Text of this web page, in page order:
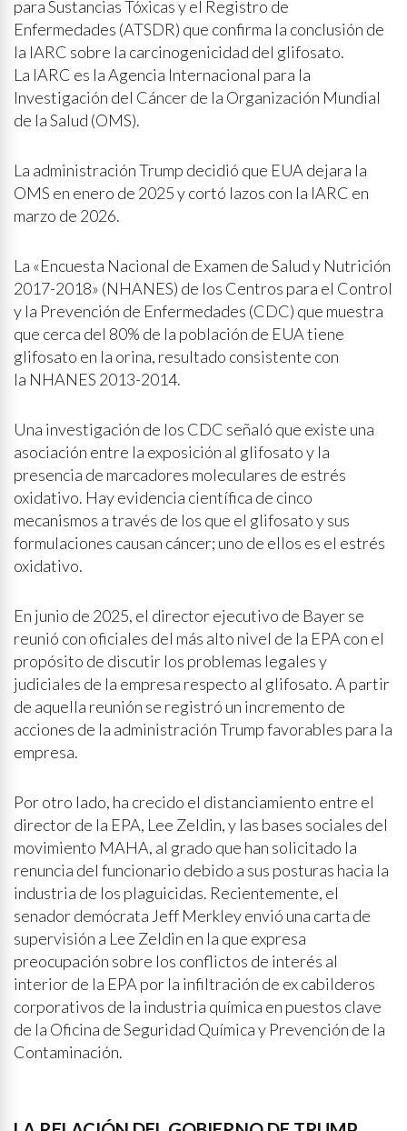
para Sustancias Tóxicas y el Registro de
Enfermedades (ATSDR) que confirma la conclusión de
la IARC sobre la carcinogenicidad del glifosato.
La IARC es la Agencia Internacional para la
Investigación del Cáncer de la Organización Mundial
de la Salud (OMS).
La administración Trump decidió que EUA dejara la
OMS en enero de 2025 y cortó lazos con la IARC en
marzo de 2026.
La «Encuesta Nacional de Examen de Salud y Nutrición
2017-2018» (NHANES) de los Centros para el Control
y la Prevención de Enfermedades (CDC) que muestra
que cerca del 80% de la población de EUA tiene
glifosato en la orina, resultado consistente con
la NHANES 2013-2014.
Una investigación de los CDC señaló que existe una
asociación entre la exposición al glifosato y la
presencia de marcadores moleculares de estrés
oxidativo. Hay evidencia científica de cinco
mecanismos a través de los que el glifosato y sus
formulaciones causan cáncer; uno de ellos es el estrés
oxidativo.
En junio de 2025, el director ejecutivo de Bayer se
reunió con oficiales del más alto nivel de la EPA con el
propósito de discutir los problemas legales y
judiciales de la empresa respecto al glifosato. A partir
de aquella reunión se registró un incremento de
acciones de la administración Trump favorables para la
empresa.
Por otro lado, ha crecido el distanciamiento entre el
director de la EPA, Lee Zeldin, y las bases sociales del
movimiento MAHA, al grado que han solicitado la
renuncia del funcionario debido a sus posturas hacia la
industria de los plaguicidas. Recientemente, el
senador demócrata Jeff Merkley envió una carta de
supervisión a Lee Zeldin en la que expresa
preocupación sobre los conflictos de interés al
interior de la EPA por la infiltración de ex cabilderos
corporativos de la industria química en puestos clave
de la Oficina de Seguridad Química y Prevención de la
Contaminación.